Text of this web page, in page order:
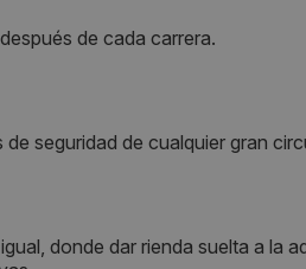
de cada carrera.
de seguridad de cualquier gran
donde dar rienda suelta a la